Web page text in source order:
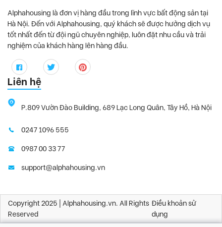
Alphahousing là đơn vị hàng đầu trong lĩnh vực bất động sản tại
Hà Nội. Đến với Alphahousing, quý khách sẽ được hưởng dịch vụ
tốt nhất đến từ đội ngũ chuyên nghiệp, luôn đặt nhu cầu và trải
nghiệm của khách hàng lên hàng đầu.
Liên hệ
P.809 Vườn Đào Building, 689 Lạc Long Quân, Tây Hồ, Hà Nội
0247 1096 555
0987 00 33 77
support@alphahousing.vn
Copyright 2025 | Alphahousing.vn. All Rights
Reserved
Điều khoản sử
dụng